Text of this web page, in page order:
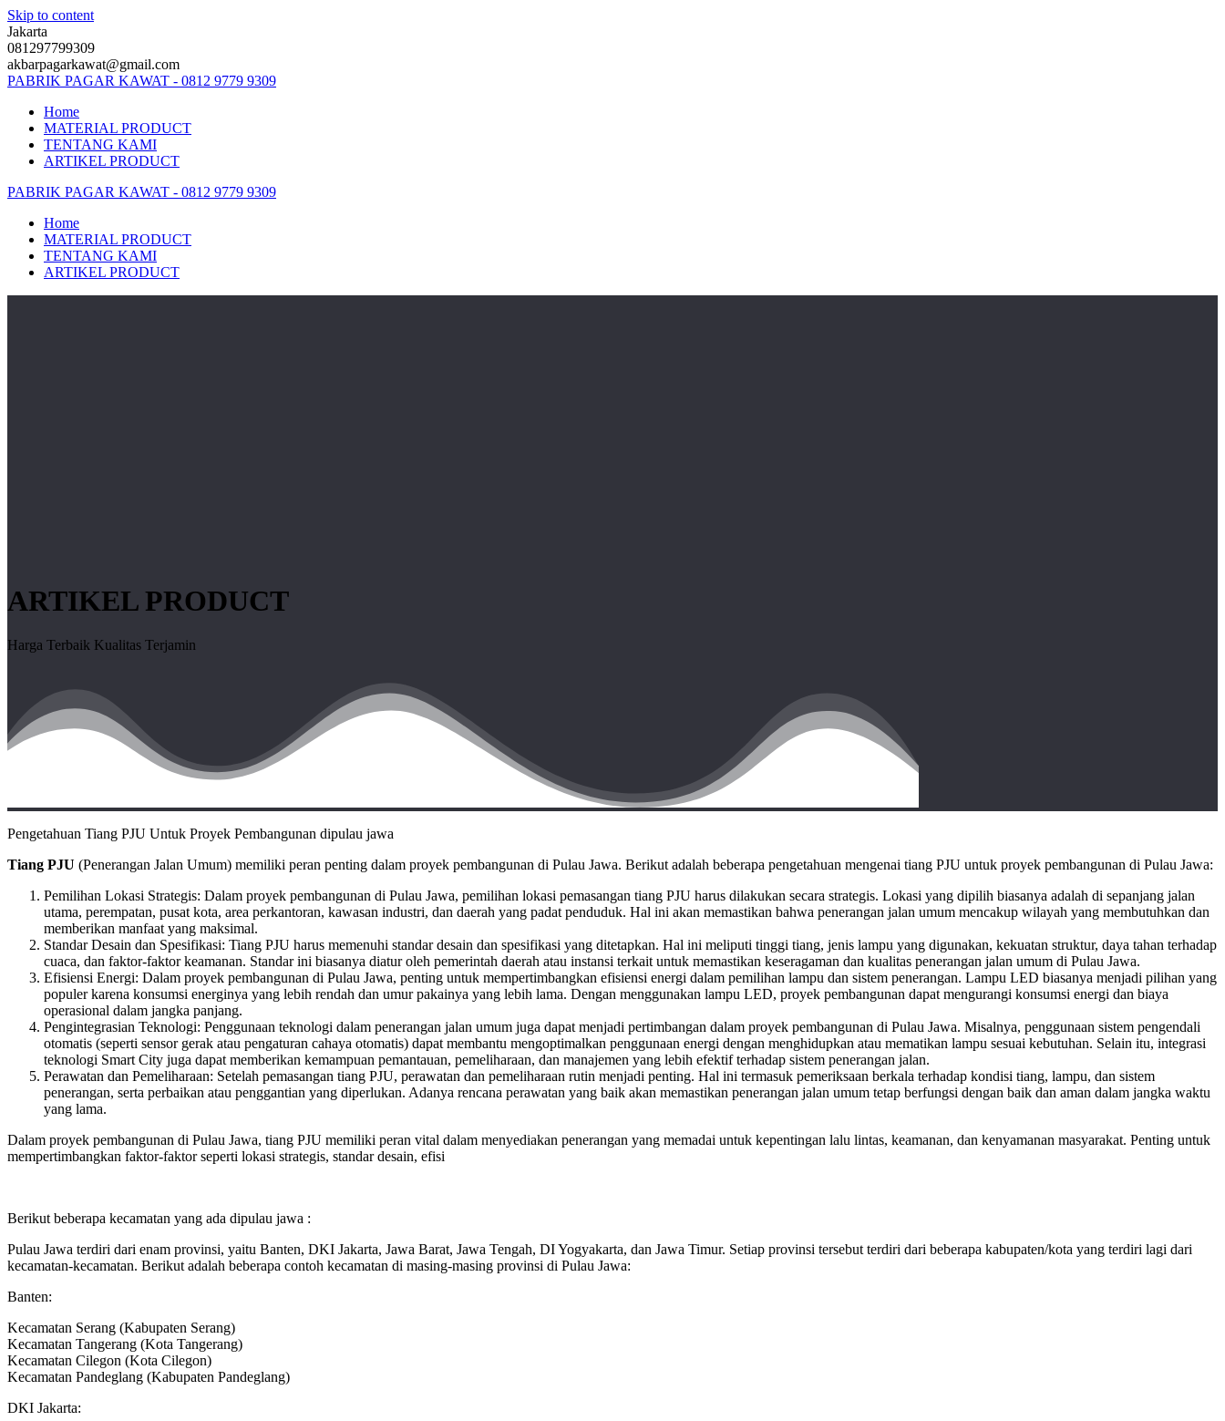
Skip to content
Jakarta
081297799309
akbarpagarkawat@gmail.com
PABRIK PAGAR KAWAT - 0812 9779 9309
Home
MATERIAL PRODUCT
TENTANG KAMI
ARTIKEL PRODUCT
PABRIK PAGAR KAWAT - 0812 9779 9309
Home
MATERIAL PRODUCT
TENTANG KAMI
ARTIKEL PRODUCT
ARTIKEL PRODUCT
Harga Terbaik Kualitas Terjamin
Pengetahuan Tiang PJU Untuk Proyek Pembangunan dipulau jawa
Tiang PJU (Penerangan Jalan Umum) memiliki peran penting dalam proyek pembangunan di Pulau Jawa. Berikut adalah beberapa pengetahuan mengenai tiang PJU untuk proyek pembangunan di Pulau Jawa:
Pemilihan Lokasi Strategis: Dalam proyek pembangunan di Pulau Jawa, pemilihan lokasi pemasangan tiang PJU harus dilakukan secara strategis. Lokasi yang dipilih biasanya adalah di sepanjang jalan
utama, perempatan, pusat kota, area perkantoran, kawasan industri, dan daerah yang padat penduduk. Hal ini akan memastikan bahwa penerangan jalan umum mencakup wilayah yang membutuhkan dan
memberikan manfaat yang maksimal.
Standar Desain dan Spesifikasi: Tiang PJU harus memenuhi standar desain dan spesifikasi yang ditetapkan. Hal ini meliputi tinggi tiang, jenis lampu yang digunakan, kekuatan struktur, daya tahan terhadap
cuaca, dan faktor-faktor keamanan. Standar ini biasanya diatur oleh pemerintah daerah atau instansi terkait untuk memastikan keseragaman dan kualitas penerangan jalan umum di Pulau Jawa.
Efisiensi Energi: Dalam proyek pembangunan di Pulau Jawa, penting untuk mempertimbangkan efisiensi energi dalam pemilihan lampu dan sistem penerangan. Lampu LED biasanya menjadi pilihan yang
populer karena konsumsi energinya yang lebih rendah dan umur pakainya yang lebih lama. Dengan menggunakan lampu LED, proyek pembangunan dapat mengurangi konsumsi energi dan biaya
operasional dalam jangka panjang.
Pengintegrasian Teknologi: Penggunaan teknologi dalam penerangan jalan umum juga dapat menjadi pertimbangan dalam proyek pembangunan di Pulau Jawa. Misalnya, penggunaan sistem pengendali
otomatis (seperti sensor gerak atau pengaturan cahaya otomatis) dapat membantu mengoptimalkan penggunaan energi dengan menghidupkan atau mematikan lampu sesuai kebutuhan. Selain itu, integrasi
teknologi Smart City juga dapat memberikan kemampuan pemantauan, pemeliharaan, dan manajemen yang lebih efektif terhadap sistem penerangan jalan.
Perawatan dan Pemeliharaan: Setelah pemasangan tiang PJU, perawatan dan pemeliharaan rutin menjadi penting. Hal ini termasuk pemeriksaan berkala terhadap kondisi tiang, lampu, dan sistem
penerangan, serta perbaikan atau penggantian yang diperlukan. Adanya rencana perawatan yang baik akan memastikan penerangan jalan umum tetap berfungsi dengan baik dan aman dalam jangka waktu
yang lama.
Dalam proyek pembangunan di Pulau Jawa, tiang PJU memiliki peran vital dalam menyediakan penerangan yang memadai untuk kepentingan lalu lintas, keamanan, dan kenyamanan masyarakat. Penting untuk
mempertimbangkan faktor-faktor seperti lokasi strategis, standar desain, efisi
Berikut beberapa kecamatan yang ada dipulau jawa :
Pulau Jawa terdiri dari enam provinsi, yaitu Banten, DKI Jakarta, Jawa Barat, Jawa Tengah, DI Yogyakarta, dan Jawa Timur. Setiap provinsi tersebut terdiri dari beberapa kabupaten/kota yang terdiri lagi dari
kecamatan-kecamatan. Berikut adalah beberapa contoh kecamatan di masing-masing provinsi di Pulau Jawa:
Banten:
Kecamatan Serang (Kabupaten Serang)
Kecamatan Tangerang (Kota Tangerang)
Kecamatan Cilegon (Kota Cilegon)
Kecamatan Pandeglang (Kabupaten Pandeglang)
DKI Jakarta: